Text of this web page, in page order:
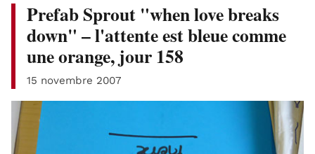
Prefab Sprout "when love breaks
down" – l'attente est bleue comme
une orange, jour 158
15 novembre 2007